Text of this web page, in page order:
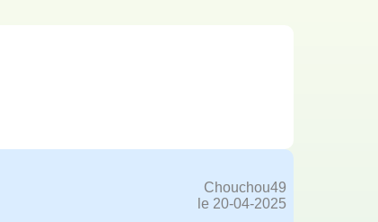
Chouchou49
le 20-04-2025